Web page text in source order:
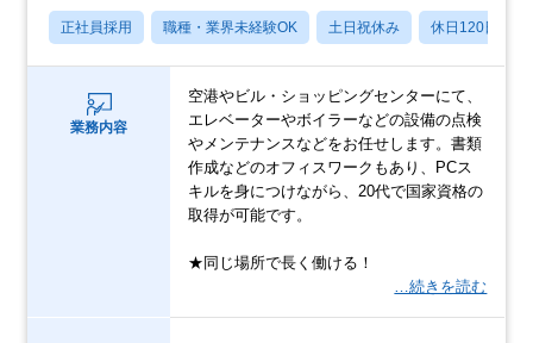
正社員採用 職種・業界未経験OK 土日祝休み 休日120日以上
業務内容
空港やビル・ショッピングセンターにて、
エレベーターやボイラーなどの設備の点検
やメンテナンスなどをお任せします。書類
作成などのオフィスワークもあり、PCス
キルを身につけながら、20代で国家資格の
取得が可能です。
★同じ場所で長く働ける！
…続きを読む